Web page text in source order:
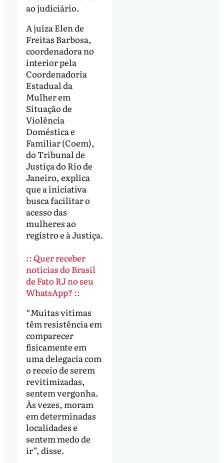
ao judiciário.
A juíza Elen de
Freitas Barbosa,
coordenadora no
interior pela
Coordenadoria
Estadual da
Mulher em
Situação de
Violência
Doméstica e
Familiar (Coem),
do Tribunal de
Justiça do Rio de
Janeiro, explica
que a iniciativa
busca facilitar o
acesso das
mulheres ao
registro e à Justiça.
:: Quer receber
notícias do Brasil
de Fato RJ no seu
WhatsApp? ::
“Muitas vítimas
têm resistência em
comparecer
fisicamente em
uma delegacia com
o receio de serem
revitimizadas,
sentem vergonha.
Às vezes, moram
em determinadas
localidades e
sentem medo de
ir”, disse.